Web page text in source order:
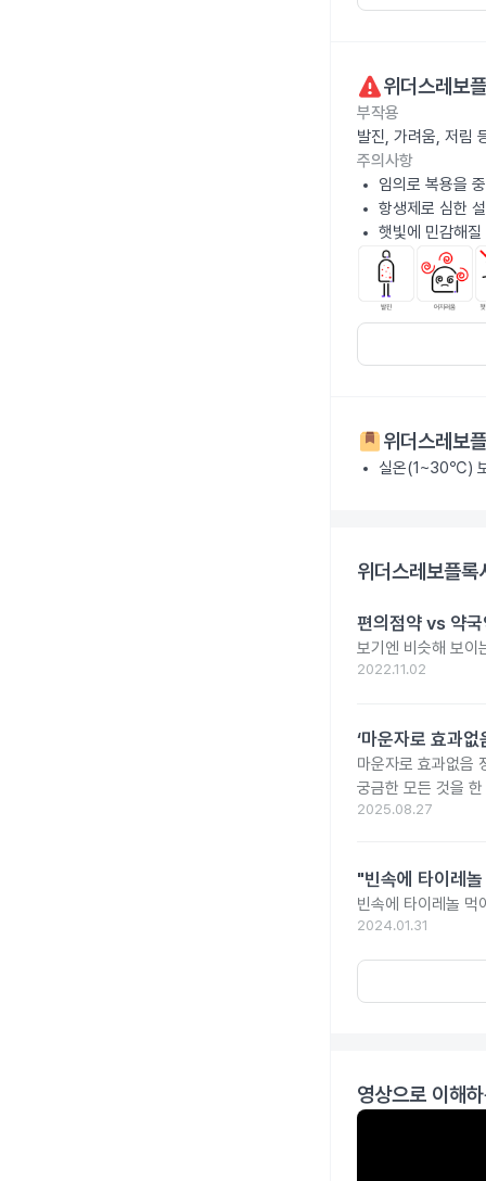
위더스레보
부작용
발진, 가려움, 저림
주의사항
임의로 복용을
항생제로 심한
햇빛에 민감해
위더스레보
실온(1~30℃)
위더스레보플
편의점약 vs 약
보기엔 비슷해 보이
2022.11.02
‘마운자로 효과
마운자로 효과없음
궁금한 모든 것을
2025.08.27
"빈속에 타이레
빈속에 타이레놀 먹
2024.01.31
영상으로 이해